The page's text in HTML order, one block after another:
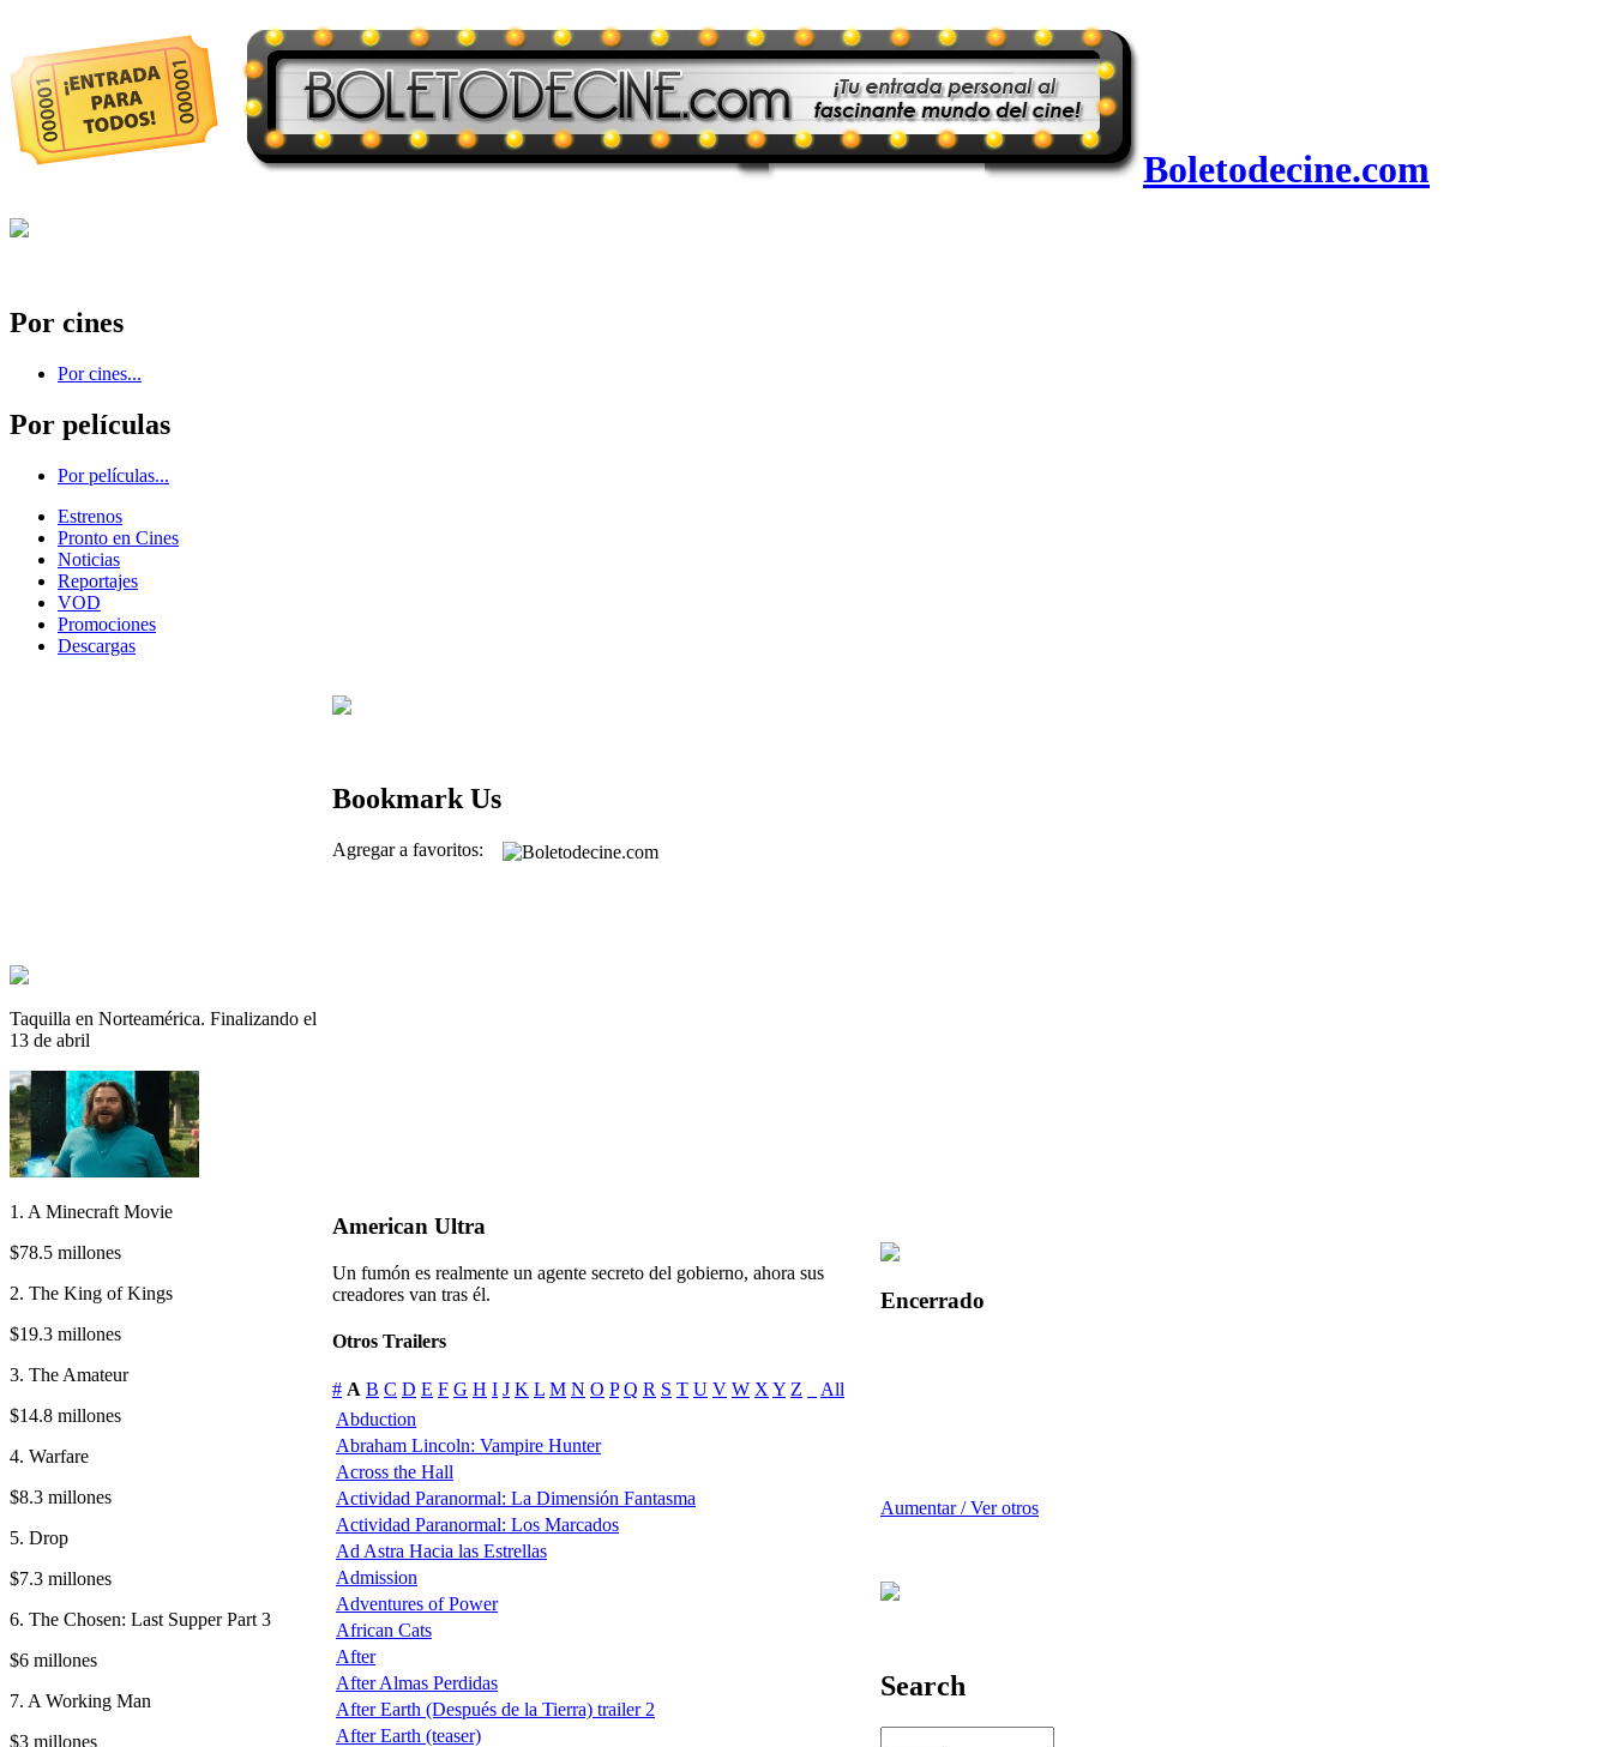
Boletodecine.com
Por cines
Por cines...
Por películas
Por películas...
Estrenos
Pronto en Cines
Noticias
Reportajes
VOD
Promociones
Descargas
Taquilla en Norteamérica. Finalizando el
13 de abril
1. A Minecraft Movie
$78.5 millones
2. The King of Kings
$19.3 millones
3. The Amateur
$14.8 millones
4. Warfare
$8.3 millones
5. Drop
$7.3 millones
6. The Chosen: Last Supper Part 3
$6 millones
7. A Working Man
$3 millones
Bookmark Us
Agregar a favoritos:
American Ultra
Un fumón es realmente un agente secreto del gobierno, ahora sus
creadores van tras él.
Otros Trailers
# A B C D E F G H I J K L M N O P Q R S T U V W X Y Z
All
Abduction
Abraham Lincoln: Vampire Hunter
Across the Hall
Actividad Paranormal: La Dimensión Fantasma
Actividad Paranormal: Los Marcados
Ad Astra Hacia las Estrellas
Admission
Adventures of Power
African Cats
After
After Almas Perdidas
After Earth (Después de la Tierra) trailer 2
After Earth (teaser)
Encerrado
Aumentar / Ver otros
Search